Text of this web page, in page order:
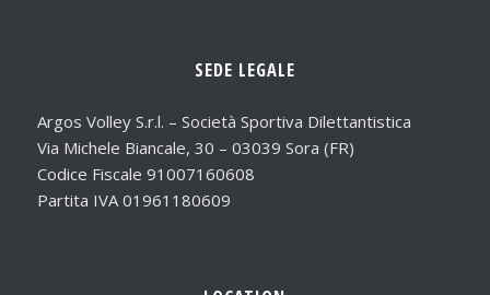
SEDE LEGALE
Argos Volley S.r.l. – Società Sportiva Dilettantistica
Via Michele Biancale, 30 – 03039 Sora (FR)
Codice Fiscale 91007160608
Partita IVA 01961180609